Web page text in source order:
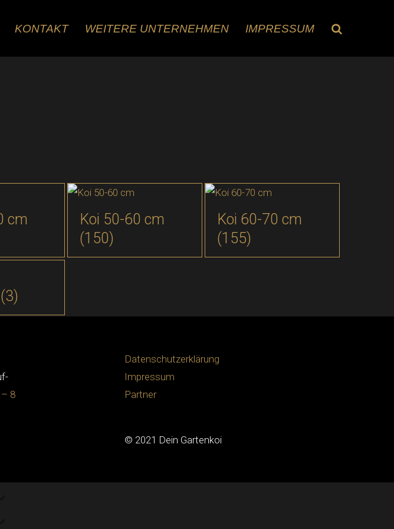
KONTAKT WEITERE UNTERNEHMEN IMPRESSUM
cm
Koi 50-60 cm
(150)
Koi 60-70 cm
(155)
(3)
– 8
Datenschutzerklärung
Impressum
Partner
© 2021 Dein Gartenkoi